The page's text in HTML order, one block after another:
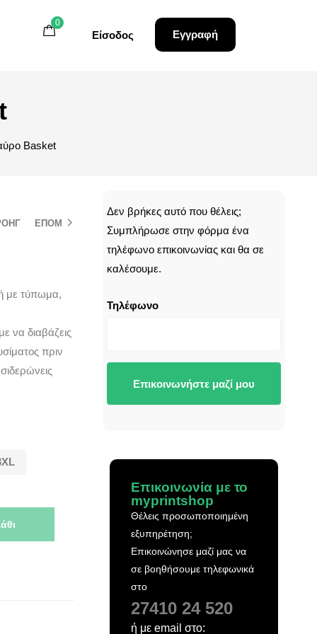
0
Είσοδος Εγγραφή
0
Είσοδος Εγγραφή
Basket
ΕΠΟΜ
με τύπωμα,
να διαβάζεις
πριν
Δεν βρήκες αυτό που θέλεις;
Συμπλήρωσε στην φόρμα ένα
τηλέφωνο επικοινωνίας και θα σε
καλέσουμε.
Τηλέφωνο
Επικοινωνήστε μαζί μου
Επικοινωνία με το
myprintshop
Θέλεις προσωποποιημένη
εξυπηρέτηση;
Επικοινώνησε μαζί μας να
σε βοηθήσουμε τηλεφωνικά
στο
27410 24 520
ή με email στο: